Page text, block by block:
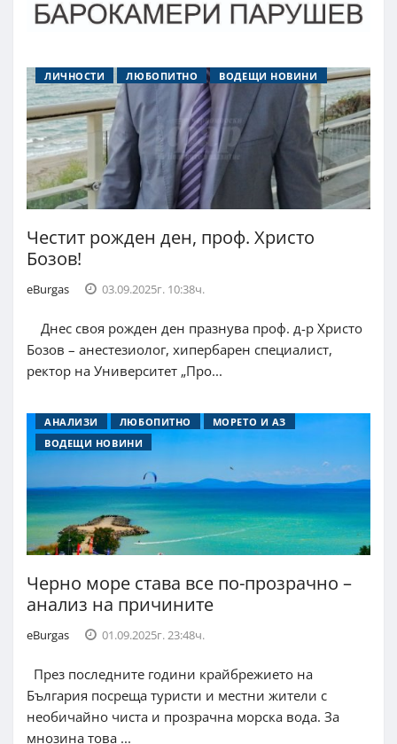
ЛИЧНОСТИ ЛЮБОПИТНО ВОДЕЩИ НОВИНИ
Честит рожден ден, проф. Христо
Бозов!
eBurgas 03.09.2025г. 10:38ч.
Днес своя рожден ден празнува проф. д-р Христо
Бозов – анестезиолог, хипербарен специалист,
ректор на Университет „Про...
АНАЛИЗИ ЛЮБОПИТНО
МОРЕТО И АЗ
ВОДЕЩИ НОВИНИ
Черно море става все по-прозрачно –
анализ на причините
eBurgas 01.09.2025г. 23:48ч.
През последните години крайбрежието на
България посреща туристи и местни жители с
необичайно чиста и прозрачна морска вода. За
мнозина това ...